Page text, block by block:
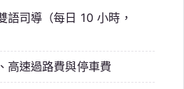
語司導（每日 10 小時，
高速過路費與停車費